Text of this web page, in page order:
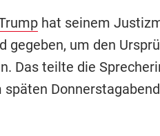
hat seinem
gegeben, um den
Das teilte die
späten